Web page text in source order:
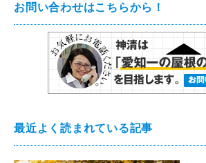
お問い合わせはこちらから！
最近よく読まれている記事